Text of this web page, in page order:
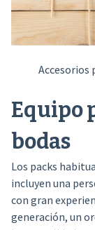
Accesorios
Equipo
bodas
Los packs
incluyen una
con gran
generación, un